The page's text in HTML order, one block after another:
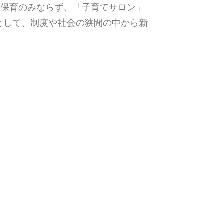
育のみならず、「子育てサロン」
て、制度や社会の狭間の中から新